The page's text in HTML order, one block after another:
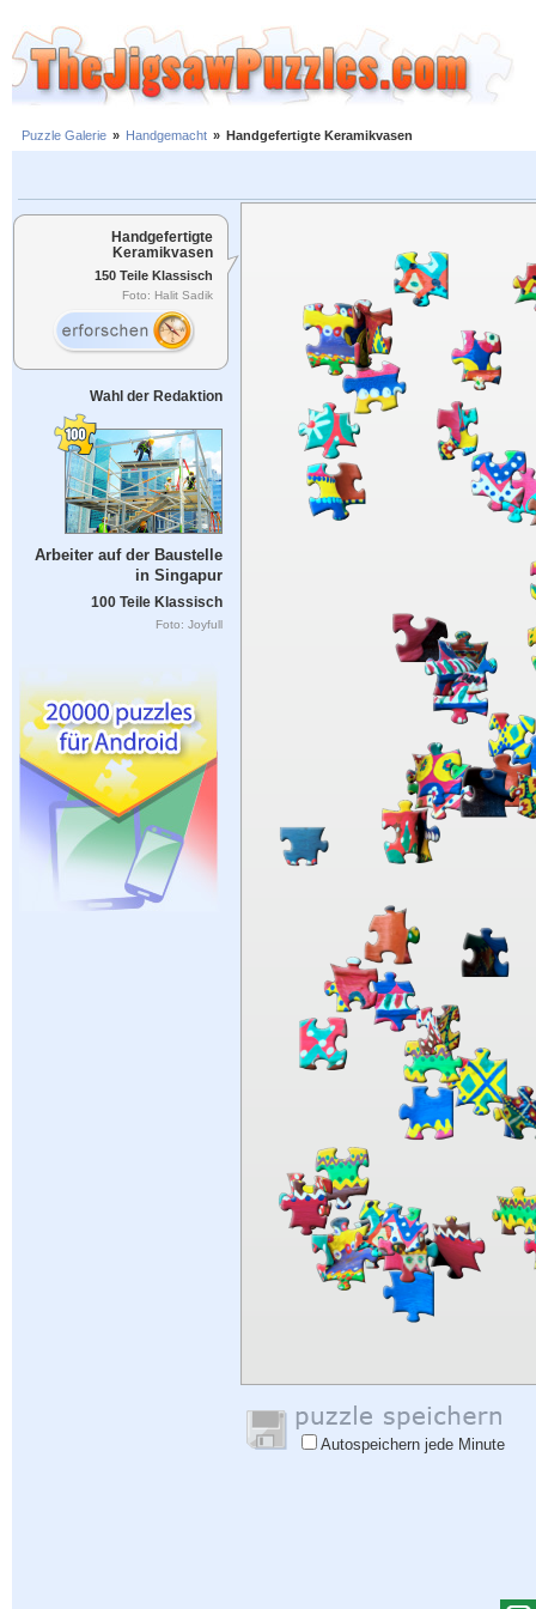
Puzzle Galerie » Handgemacht » Handgefertigte Keramikvasen
Handgefertigte
Keramikvasen
150 Teile Klassisch
Foto: Halit Sadik
Wahl der Redaktion
Arbeiter auf der Baustelle
in Singapur
100 Teile Klassisch
Foto: Joyfull
Autospeichern jede Minute